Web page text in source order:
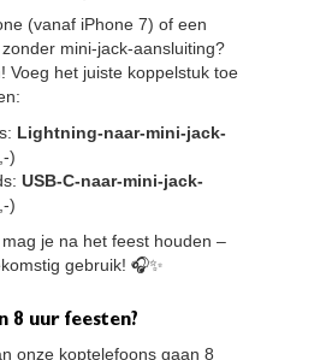
(vanaf iPhone 7) of een
mini-jack-aansluiting?
Voeg het juiste koppelstuk toe
Lightning-naar-mini-jack-
)
USB-C-naar-mini-jack-
)
je na het feest houden –
gebruik! 🎧✨
8 uur feesten?
onze koptelefoons gaan 8